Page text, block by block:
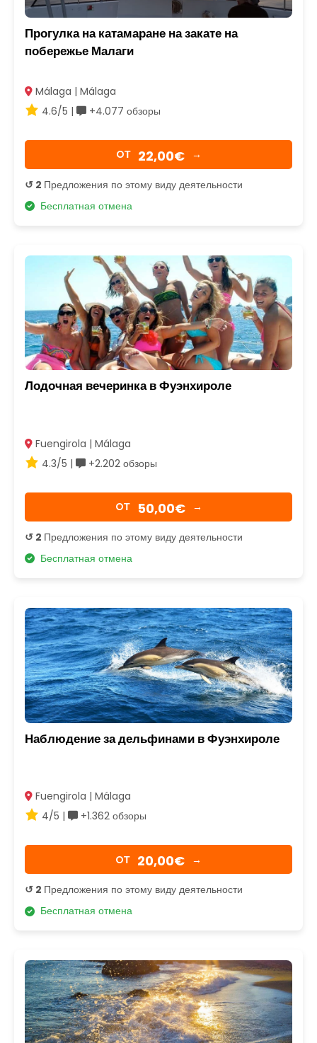
Прогулка на катамаране на закате на
побережье Малаги
Málaga | Málaga
4.6/5 |
+4.077 обзоры
OТ 22,00€ →
↺ 2 Предложения по этому виду деятельности
Бесплатная отмена
Лодочная вечеринка в Фуэнхироле
Fuengirola | Málaga
4.3/5 |
+2.202 обзоры
OТ 50,00€ →
↺ 2 Предложения по этому виду деятельности
Бесплатная отмена
Наблюдение за дельфинами в Фуэнхироле
Fuengirola | Málaga
4/5 |
+1.362 обзоры
OТ 20,00€ →
↺ 2 Предложения по этому виду деятельности
Бесплатная отмена